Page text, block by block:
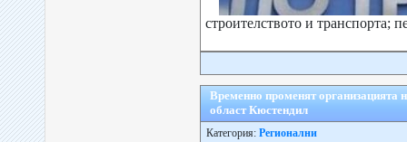
строителството и транспорта;
Временно променят
област Кюстендил
Категория: Регионални